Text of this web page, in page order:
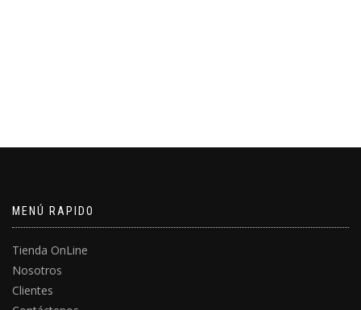
MENÚ RAPIDO
Tienda OnLine
Nosotros
Clientes